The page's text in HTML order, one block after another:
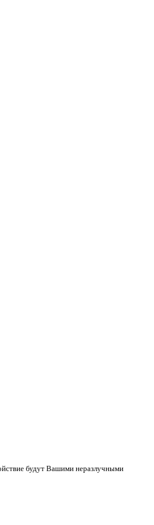
будут Вашими неразлучными